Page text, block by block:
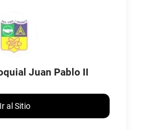
Juan Pablo II
Ir al Sitio